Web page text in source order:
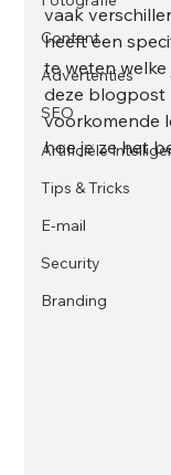
Content
Advertenties
SEO
Artificiële
Tips & Tricks
E-mail
Security
Branding
vaak
heeft een
te weten
deze blogpost
voorkomende
hoe je ze het